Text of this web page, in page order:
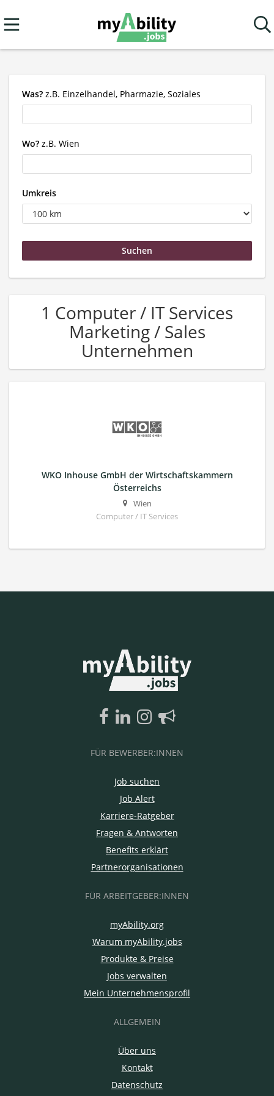
Was? z.B. Einzelhandel, Pharmazie, Soziales
Wo? z.B. Wien
Umkreis
1 Computer / IT Services
Marketing / Sales
Unternehmen
WKO Inhouse GmbH der Wirtschaftskammern
Österreichs
Wien
Computer / IT Services
FÜR BEWERBER:INNEN
Job suchen
Job Alert
Karriere-Ratgeber
Fragen & Antworten
Benefits erklärt
Partnerorganisationen
FÜR ARBEITGEBER:INNEN
myAbility.org
Warum myAbility.jobs
Produkte & Preise
Jobs verwalten
Mein Unternehmensprofil
ALLGEMEIN
Über uns
Kontakt
Datenschutz